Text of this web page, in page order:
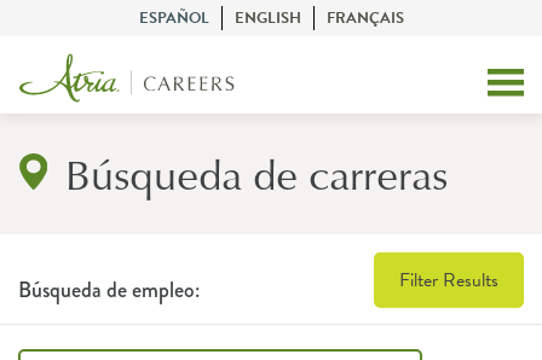
ESPAÑOL ENGLISH FRANÇAIS
Búsqueda de carreras
Búsqueda de empleo: Filter Results